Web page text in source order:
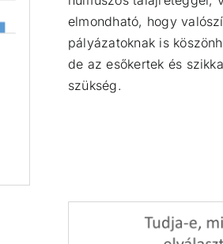
elmondható, hogy
pályázatoknak is
de az esőkertek és
szükség.